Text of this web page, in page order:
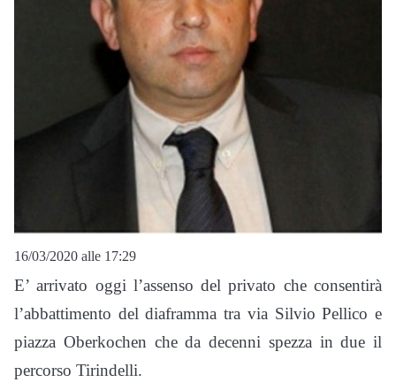
16/03/2020 alle 17:29
E’ arrivato oggi l’assenso del privato che consentirà
l’abbattimento del diaframma tra via Silvio Pellico e
piazza Oberkochen che da decenni spezza in due il
percorso Tirindelli.